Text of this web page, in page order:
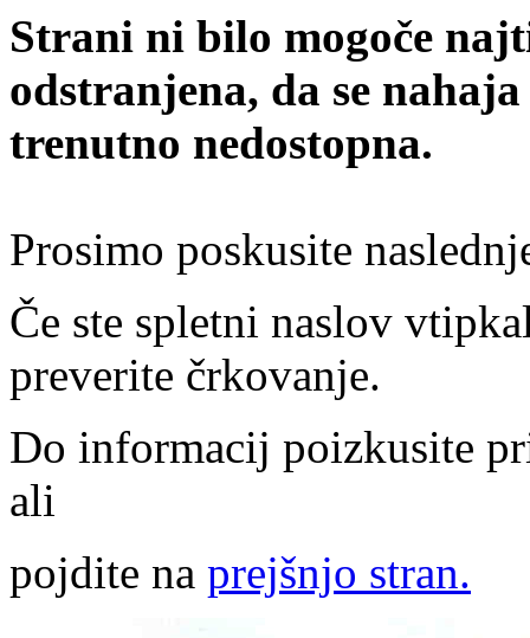
Strani ni bilo mogoče
odstranjena, da se
trenutno nedostopna.
Prosimo poskusite
Če ste spletni naslov
preverite črkovanje.
Do informacij poizkusite
ali
pojdite na prejšnjo stran.